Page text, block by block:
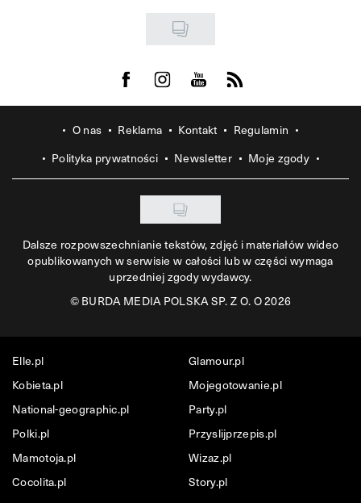
Visit us on Facebook
Visit us on Instagram
Visit us on Youtube
Visit us on Rss
O nas Reklama Kontakt
Regulamin
Polityka prywatności
Newsletter Moje zgody
Dalsze rozpowszechnianie tekstów, zdjęć i materiałów wideo
opublikowanych w serwisie w całości lub w części wymaga
uprzedniej zgody wydawcy.
©BURDA MEDIA POLSKA SP. Z O. O 2026
Elle.pl
Glamour.pl
Kobieta.pl
Mojegotowanie.pl
National-geographic.pl
Party.pl
Polki.pl
Przyslijprzepis.pl
Mamotoja.pl
Wizaz.pl
Cocolita.pl
Story.pl